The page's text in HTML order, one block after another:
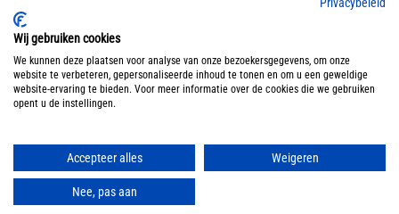
Disclaimer
GITP is ISO 9001:2015 en ISO 27001:2022 gecertificeerd
Wij gebruiken cookies
We kunnen deze plaatsen voor analyse van onze bezoekersgegevens, om onze
website te verbeteren, gepersonaliseerde inhoud te tonen en om u een geweldige
website-ervaring te bieden. Voor meer informatie over de cookies die we gebruiken
opent u de instellingen.
Accepteer alles Weigeren
Nee, pas aan